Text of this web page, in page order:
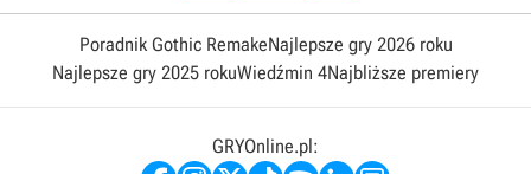
Poradnik Gothic RemakeNajlepsze gry 2026 roku
Najlepsze gry 2025 rokuWiedźmin 4Najbliższe premiery
GRYOnline.pl: